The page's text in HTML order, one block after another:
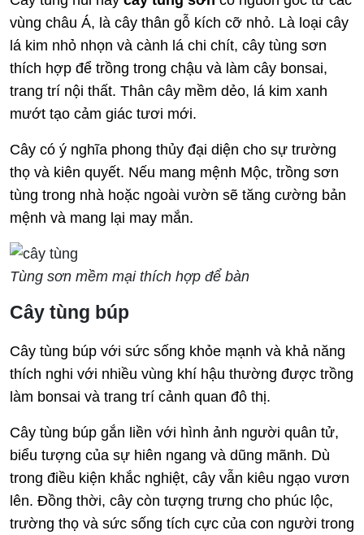
vùng châu Á, là cây thân gỗ kích cỡ nhỏ. Là loại cây
lá kim nhỏ nhọn và cành lá chi chít, cây tùng sơn
thích hợp để trồng trong chậu và làm cây bonsai,
trang trí nội thất. Thân cây mềm dẻo, lá kim xanh
mướt tạo cảm giác tươi mới.
Cây có ý nghĩa phong thủy đại diện cho sự trường
thọ và kiên quyết. Nếu mang mệnh Mộc, trồng sơn
tùng trong nhà hoặc ngoài vườn sẽ tăng cường bản
mệnh và mang lại may mắn.
Tùng sơn mềm mại thích hợp để bàn
Cây tùng búp
Cây tùng búp với sức sống khỏe mạnh và khả năng
thích nghi với nhiều vùng khí hậu thường được trồng
làm bonsai và trang trí cảnh quan đô thị.
Cây tùng búp gắn liền với hình ảnh người quân tử,
biểu tượng của sự hiên ngang và dũng mãnh. Dù
trong điều kiện khắc nghiệt, cây vẫn kiêu ngạo vươn
lên. Đồng thời, cây còn tượng trưng cho phúc lộc,
trường thọ và sức sống tích cực của con người trong